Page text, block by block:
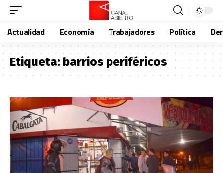
Actualidad Economía Trabajadores Política
Etiqueta:barrios periféricos